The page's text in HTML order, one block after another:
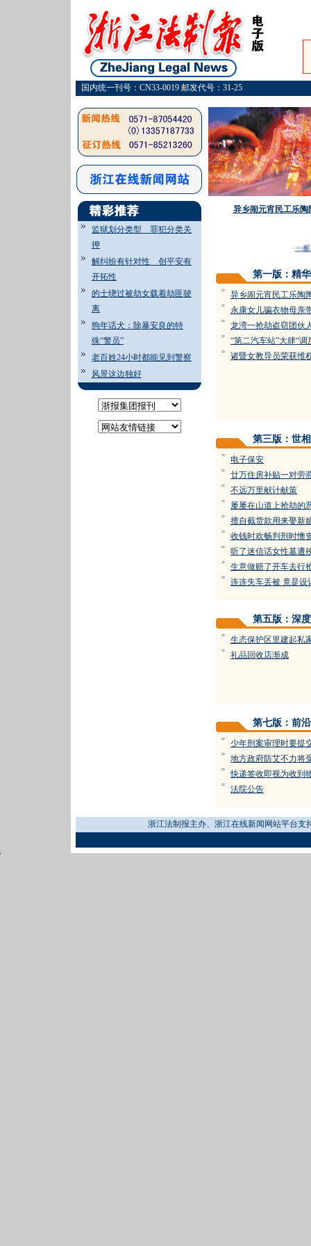
国内统一刊号：CN33-0019 邮发代号：31-25
监狱划分类型 罪犯分类关
押
解纠纷有针对性 创平安有
开拓性
的士绕过被劫女载着劫匪驶
离
狗年话犬：除暴安良的特
殊“警员”
老百姓24小时都能见到警察
风景这边独好
异乡闹元宵民工乐陶
一桩
第一版：精
= 异乡闹元宵民工乐陶
= 永康女儿骗衣物母亲
= 龙湾一抢劫盗窃团伙
= “第二汽车站”大肆“调
= 诸暨女教导员荣获维
第三版：世相
= 电子保安
= 廿万住房补贴一对劳
= 不远万里献计献策
= 屡屡在山道上抢劫的
= 擅自截货款用来娶新
= 收钱时欢畅判刑时懊
= 听了迷信话女性墓遭
= 生意做赔了开车去行
= 连连失车丢被 竟是设
第五版：深度
= 生态保护区里建起私
= 礼品回收店渐成
第七版：前沿
= 少年刑案审理时要提
= 地方政府防艾不力将
= 快递签收即视为收到
= 法院公告
浙江法制报主办、浙江在线新闻网站平台